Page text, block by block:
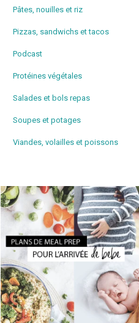
Pâtes, nouilles et riz
Pizzas, sandwichs et tacos
Podcast
Protéines végétales
Salades et bols repas
Soupes et potages
Viandes, volailles et poissons